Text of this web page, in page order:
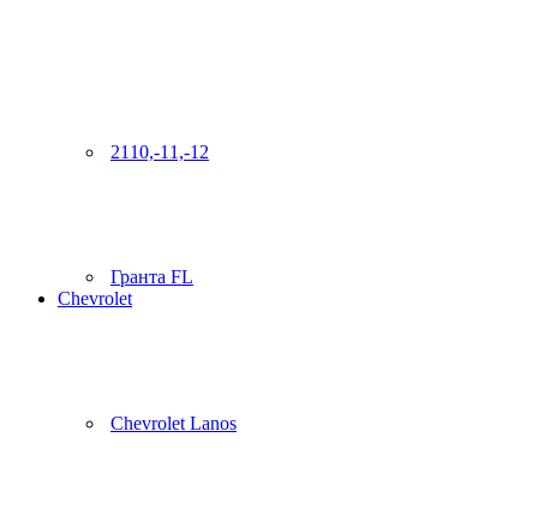
2110,-11,-12
Гранта FL
Chevrolet
Chevrolet Lanos